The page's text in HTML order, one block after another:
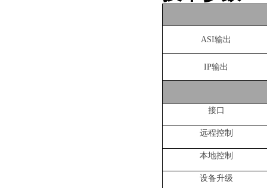
ASI输出
IP输出
接口
远程控制
本地控制
设备升级